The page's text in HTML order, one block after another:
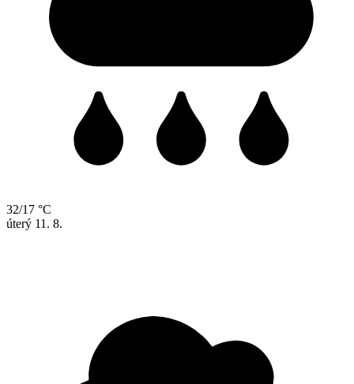
32/17 °C
úterý 11. 8.